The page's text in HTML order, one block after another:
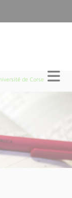
de Corse